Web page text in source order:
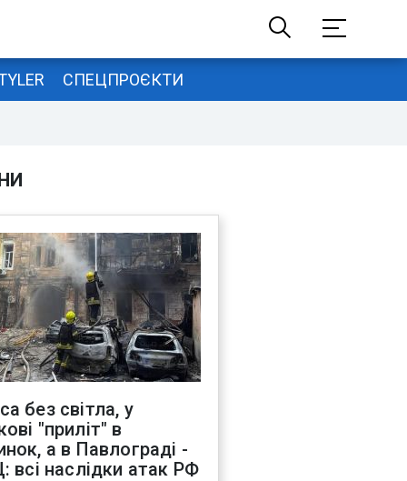
СПЕЦПРОЄКТИ
без світла, у
"приліт" в
а в Павлограді -
всі наслідки атак РФ